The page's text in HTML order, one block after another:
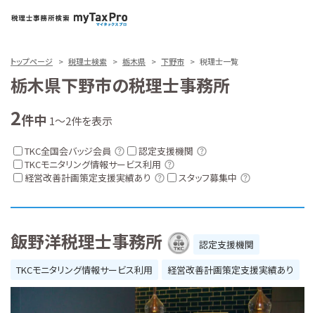
トップページ 税理士検索 栃木県 下野市 税理士一覧
栃木県下野市の税理士事務所
2件中 1～2件を表示
TKC全国会バッジ会員
認定支援機関
TKCモニタリング情報サービス利用
経営改善計画策定支援実績あり
スタッフ募集中
飯野洋税理士事務所
認定支援機関
TKCモニタリング情報サービス利用
経営改善計画策定支援実績あり